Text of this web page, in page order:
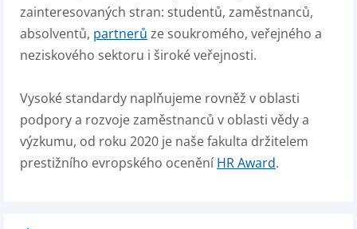
zainteresovaných stran: studentů, zaměstnanců,
absolventů, partnerů ze soukromého, veřejného a
neziskového sektoru i široké veřejnosti.
Vysoké standardy naplňujeme rovněž v oblasti
podpory a rozvoje zaměstnanců v oblasti vědy a
výzkumu, od roku 2020 je naše fakulta držitelem
prestižního evropského ocenění HR Award.